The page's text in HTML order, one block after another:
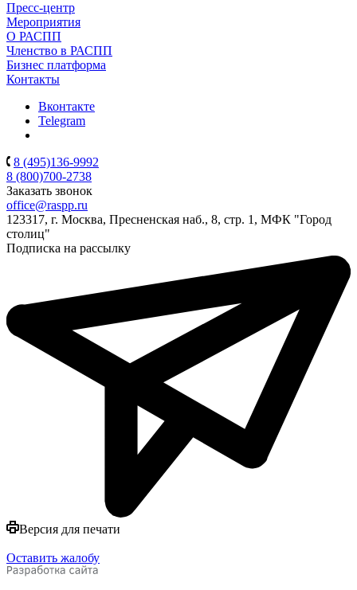
Пресс-центр
Мероприятия
О РАСПП
Членство в РАСПП
Бизнес платформа
Контакты
Вконтакте
Telegram
8 (495)136-9992
8 (800)700-2738
Заказать звонок
office@raspp.ru
123317, г. Москва, Пресненская наб., 8, стр. 1, МФК "Город
столиц"
Подписка на рассылку
Версия для печати
Оставить жалобу